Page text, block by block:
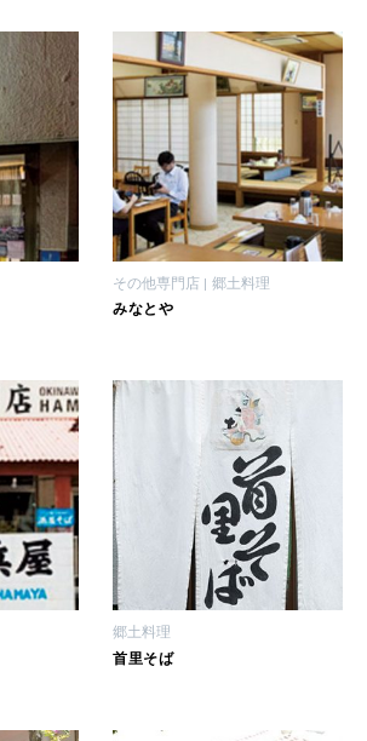
その他専門店 郷土料理
みなとや
郷土料理
首里そば